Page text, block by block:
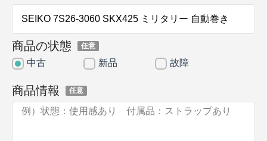
商品の状態 任意
中古 新品 故障
商品情報 任意